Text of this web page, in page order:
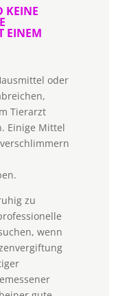
KEINE
EINEM
oder
Tierarzt
Einige Mittel
zu
wenn